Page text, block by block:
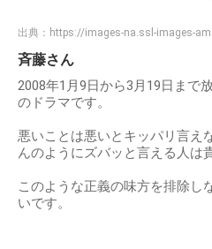
出典： https://images-na.ssl-images-
斉藤さん
2008年1月9日から3月19日まで
のドラマです。
悪いことは悪いとキッパリ言え
んのようにズバッと言える人は
このような正義の味方を排除し
いです。